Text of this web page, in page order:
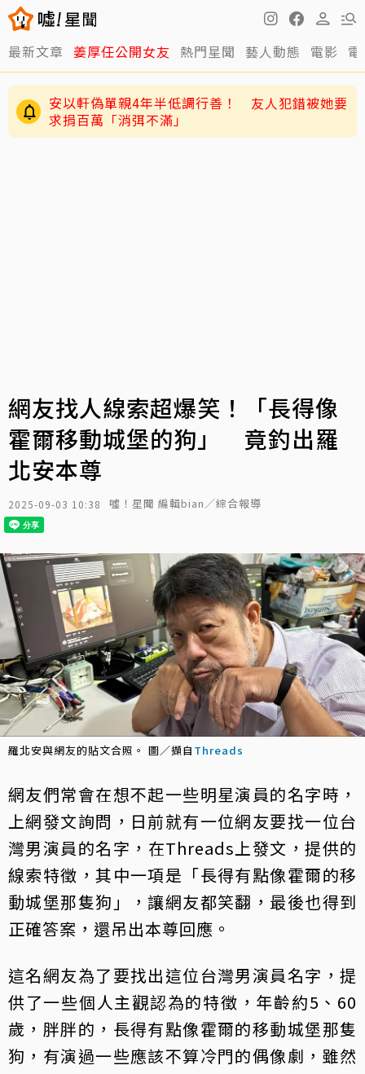
最新文章 姜厚任公開女友 熱門星聞 藝人動態 電影
安以軒偽單親4年半低調行善！ 友人犯錯被她要
求捐百萬「消弭不滿」
網友找人線索超爆笑！「長得像
霍爾移動城堡的狗」 竟釣出羅
北安本尊
2025-09-03 10:38 噓！星聞 編輯bian／綜合報導
羅北安與網友的貼文合照。 圖／擷自 Threads
網友們常會在想不起一些明星演員的名字時，
上網發文詢問，日前就有一位網友要找一位台
灣男演員的名字，在Threads上發文，提供的
線索特徵，其中一項是「長得有點像霍爾的移
動城堡那隻狗」，讓網友都笑翻，最後也得到
正確答案，還吊出本尊回應。
這名網友為了要找出這位台灣男演員名字，提
供了一些個人主觀認為的特徵，年齡約5、60
歲，胖胖的，長得有點像霍爾的移動城堡那隻
狗，有演過一些應該不算冷門的偶像劇，雖然